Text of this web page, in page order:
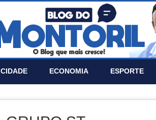
CIDADE ECONOMIA ESPORTE